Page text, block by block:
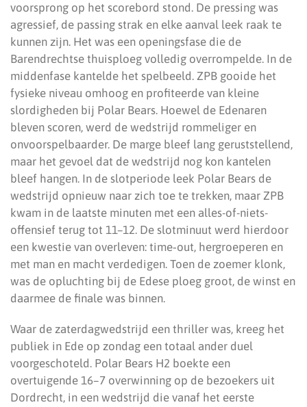
voorsprong op het scorebord stond. De pressing was
agressief, de passing strak en elke aanval leek raak te
kunnen zijn. Het was een openingsfase die de
Barendrechtse thuisploeg volledig overrompelde. In de
middenfase kantelde het spelbeeld. ZPB gooide het
fysieke niveau omhoog en profiteerde van kleine
slordigheden bij Polar Bears. Hoewel de Edenaren
bleven scoren, werd de wedstrijd rommeliger en
onvoorspelbaarder. De marge bleef lang geruststellend,
maar het gevoel dat de wedstrijd nog kon kantelen
bleef hangen. In de slotperiode leek Polar Bears de
wedstrijd opnieuw naar zich toe te trekken, maar ZPB
kwam in de laatste minuten met een alles-of-niets-
offensief terug tot 11–12. De slotminuut werd hierdoor
een kwestie van overleven: time‑out, hergroeperen en
met man en macht verdedigen. Toen de zoemer klonk,
was de opluchting bij de Edese ploeg groot, de winst en
daarmee de finale was binnen.
Waar de zaterdagwedstrijd een thriller was, kreeg het
publiek in Ede op zondag een totaal ander duel
voorgeschoteld. Polar Bears H2 boekte een
overtuigende 16–7 overwinning op de bezoekers uit
Dordrecht, in een wedstrijd die vanaf het eerste